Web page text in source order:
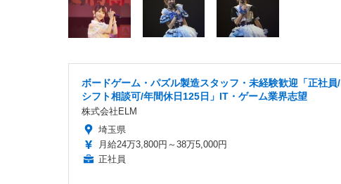
ボードゲーム・パズル製造スタッフ・未経験歓迎「正社員/
シフト相談可/年間休日125日」IT・ゲーム業界志望
株式会社ELM
埼玉県
月給24万3,800円～38万5,000円
正社員